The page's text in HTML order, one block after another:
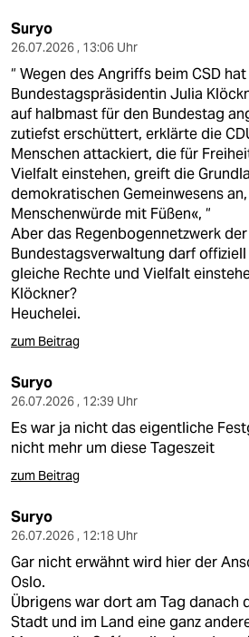
Suryo
26.07.2026 , 13:06 Uhr
“ Wegen des Angriffs beim CSD hat
Bundestagspräsidentin Julia
auf halbmast für den Bundestag
zutiefst erschüttert, erklärte die
Menschen attackiert, die für
Vielfalt einstehen, greift die
demokratischen Gemeinwesens
Menschenwürde mit Füßen«, “
Aber das Regenbogennetzwerk der
Bundestagsverwaltung darf
gleiche Rechte und Vielfalt
Klöckner?
Heuchelei.
zum Beitrag
Suryo
26.07.2026 , 12:39 Uhr
Es war ja nicht das eigentliche
nicht mehr um diese Tageszeit
zum Beitrag
Suryo
26.07.2026 , 12:18 Uhr
Gar nicht erwähnt wird hier der
Oslo.
Übrigens war dort am Tag danach
Stadt und im Land eine ganz